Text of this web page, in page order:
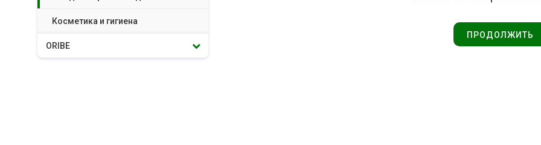
Косметика и гигиена
ORIBE
ПРОДОЛЖИТЬ